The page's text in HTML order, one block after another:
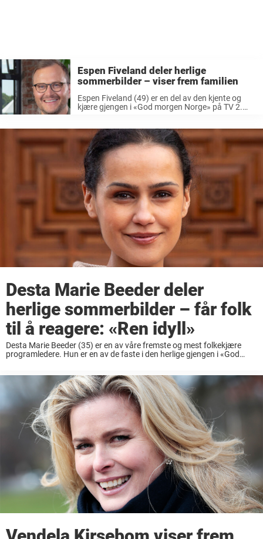
Espen Fiveland deler herlige
sommerbilder – viser frem familien
Espen Fiveland (49) er en del av den kjente og
kjære gjengen i «God morgen Norge» på TV 2.
han å jobbe ...
Desta Marie Beeder deler
herlige sommerbilder – får folk
til å reagere: «Ren idyll»
Desta Marie Beeder (35) er en av våre fremste og mest folkekjære
programledere. Hun er en av de faste i den herlige gjengen i «God